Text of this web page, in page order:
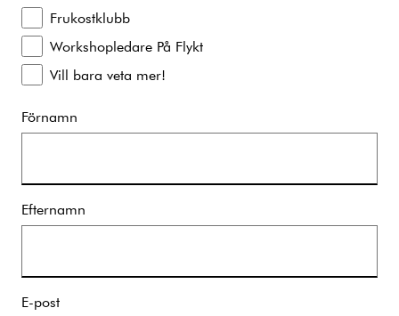
Frukostklubb
Workshopledare På Flykt
Vill bara veta mer!
Förnamn
Efternamn
E-post